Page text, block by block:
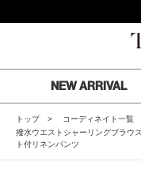
NEW ARRIVAL
トップ
コーディネイト一覧
撥水ウエストシャーリングブラウ
ト付リネンパンツ